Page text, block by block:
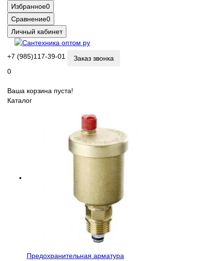
Избранное0
Сравнение0
Личный кабинет
+7 (985)117-39-01
Заказ звонка
0
Ваша корзина пуста!
Каталог
Предохранительная арматура